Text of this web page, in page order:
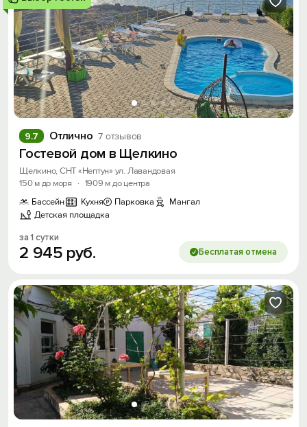
Отлично 7 отзывов
9.7
Гостевой дом в Щелкино
Щелкино, СНТ «Нептун» ул. Лавандовая
150 м до моря
· 1909 м до центра
Бассейн
Кухня Парковка
Мангал
Детская площадка
за 1 сутки
2 945 руб. Бесплатая отмена